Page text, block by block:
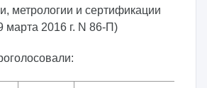
метрологии и сертификации
марта 2016 г. N 86-П)